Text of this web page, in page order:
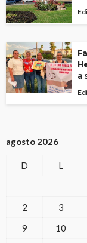
a
agosto 2026
D L
2
3
9
10